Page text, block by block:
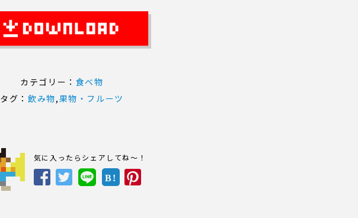
カテゴリー： 食べ物
タグ：飲み物,果物・フルーツ
気に入ったらシェアしてね～！
B!